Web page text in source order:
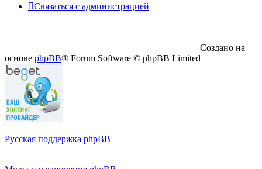
Связаться с администрацией
Создано на
основе phpBB® Forum Software © phpBB Limited
Русская поддержка phpBB